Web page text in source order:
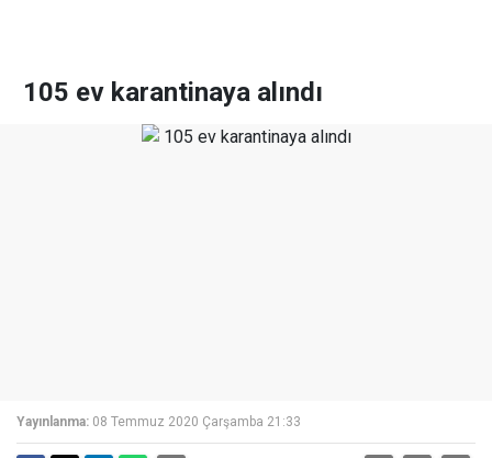
105 ev karantinaya alındı
Yayınlanma: 08 Temmuz 2020 Çarşamba 21:33